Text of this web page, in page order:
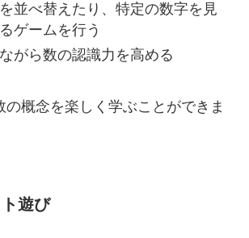
並べ替えたり、特定の数字を見
ゲームを行う
がら数の認識力を高める
の概念を楽しく学ぶことができま
遊び